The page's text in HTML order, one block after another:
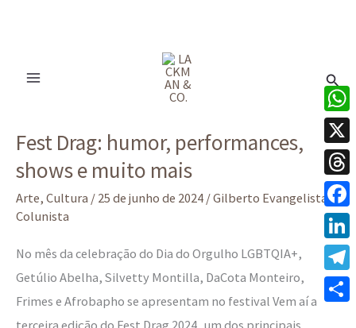
Fest Drag: humor, performances,
shows e muito mais
Arte, Cultura / 25 de junho de 2024 /Gilberto Evangelista -
Colunista
No mês da celebração do Dia do Orgulho LGBTQIA+,
Getúlio Abelha, Silvetty Montilla, DaCota Monteiro,
Frimes e Afrobapho se apresentam no festival Vem aí a
terceira edição do Fest Drag 2024, um dos principais
Drag:
humor,
performances,
shows
muito
mais
X